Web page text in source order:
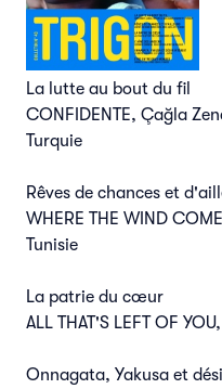
La lutte au bout du fil
CONFIDENTE, Çağla
Turquie
Rêves de chances et
WHERE THE WIND
Tunisie
La patrie du cœur
ALL THAT'S LEFT OF
Onnagata, Yakusa et